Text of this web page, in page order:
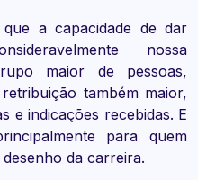
a capacidade de dar
nossa
maior de pessoas,
também maior,
e indicações recebidas. E
para quem
da carreira.